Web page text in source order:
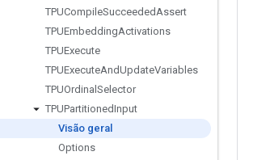
TPUCompileSucceededAssert
TPUEmbeddingActivations
TPUExecute
TPUExecuteAndUpdateVariables
TPUOrdinal Selector
TPUPartitionedInput
Visão geral
Options